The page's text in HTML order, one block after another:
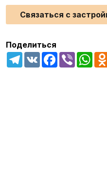
Связаться с
Поделиться
Telegram
VK Facebook
Viber